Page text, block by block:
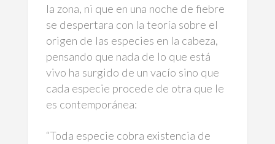
la zona, ni que en una noche de fiebre
se despertara con la teoría sobre el
origen de las especies en la cabeza,
pensando que nada de lo que está
vivo ha surgido de un vacío sino que
cada especie procede de otra que le
es contemporánea:
“Toda especie cobra existencia de